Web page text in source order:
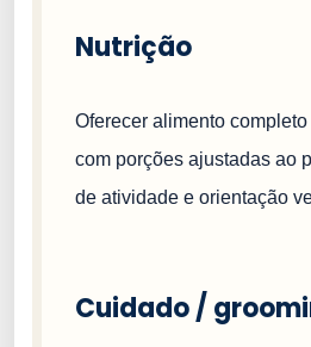
Nutrição
Oferecer alimento
com porções ajustadas ao
de atividade e orientação
Cuidado /